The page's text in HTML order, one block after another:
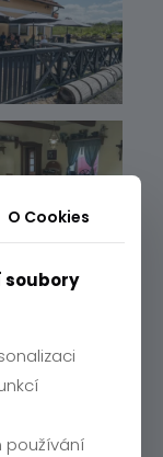
O Cookies
soubory
používání